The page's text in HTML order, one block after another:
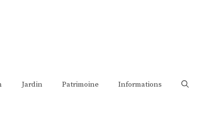
Jardin Patrimoine Informations